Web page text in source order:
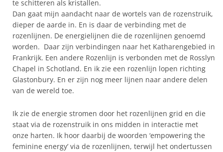
te schitteren als kristallen.
Dan gaat mijn aandacht naar de wortels van de rozenstruik,
dieper de aarde in. En is daar de verbinding met de
rozenlijnen. De energielijnen die de rozenlijnen genoemd
worden. Daar zijn verbindingen naar het Katharengebied in
Frankrijk. Een andere Rozenlijn is verbonden met de Rosslyn
Chapel in Schotland. En ik zie een rozenlijn lopen richting
Glastonbury. En er zijn nog meer lijnen naar andere delen
van de wereld toe.
Ik zie de energie stromen door het rozenlijnen grid en die
staat via de rozenstruik in ons midden in interactie met
onze harten. Ik hoor daarbij de woorden ‘empowering the
feminine energy’ via de rozenlijnen, terwijl het ondertussen